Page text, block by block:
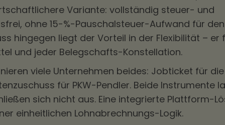
Variante: vollständig steuer- und
ohne 15-%-Pauschalsteuer-Aufwand für
hingegen liegt der Vorteil in der Flexibilität –
und jeder Belegschafts-Konstellation.
viele Unternehmen beides: Jobticket für
für PKW-Pendler. Beide Instrumente
sich nicht aus. Eine integrierte Plattform-
einheitlichen Lohnabrechnungs-Logik.